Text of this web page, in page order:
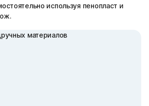
используя пенопласт и